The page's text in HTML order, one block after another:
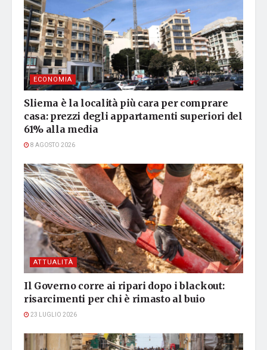
ECONOMIA
Sliema è la località più cara per comprare
casa: prezzi degli appartamenti superiori del
61% alla media
8 AGOSTO 2026
ATTUALITÀ
Il Governo corre ai ripari dopo i blackout:
risarcimenti per chi è rimasto al buio
23 LUGLIO 2026